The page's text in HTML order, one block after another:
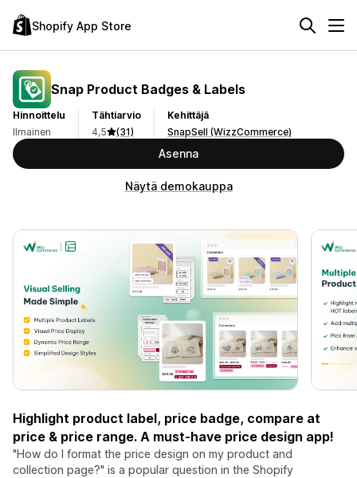
Shopify App Store
Snap Product Badges & Labels
Hinnoittelu
Ilmainen
Tähtiarvio
4,5
(31)
Kehittäjä
SnapSell (WizzCommerce)
Asenna
Näytä demokauppa
Highlight product label, price badge, compare at
price & price range. A must-have price design app!
"How do I format the price design on my product and
collection page?" is a popular question in the Shopify